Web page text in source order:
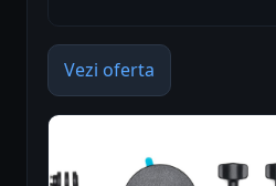
Vezi oferta